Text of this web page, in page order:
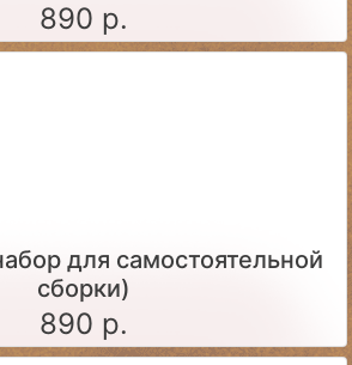
890 р.
для самостоятельной
сборки)
890 р.